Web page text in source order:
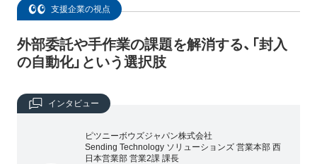
支援企業の視点
外部委託や手作業の課題を解消する、「封入
の自動化」という選択肢
インタビュー
ピツニーボウズジャパン株式会社
Sending Technology ソリューションズ 営業本部 西
日本営業部 営業2課 課長